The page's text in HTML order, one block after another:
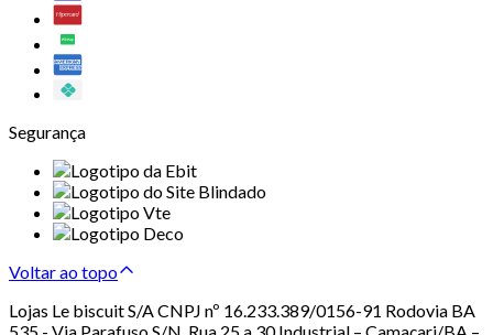
Segurança
Voltar ao topo
Lojas Le biscuit S/A CNPJ nº 16.233.389/0156-91 Rodovia BA